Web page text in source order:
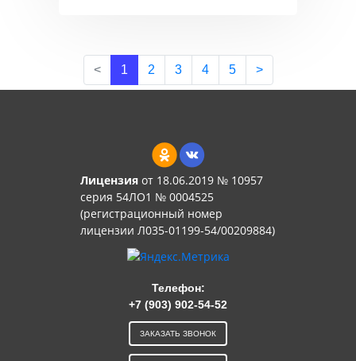
< 1 2 3 4 5 >
Лицензияот 18.06.2019 № 10957
серия 54ЛО1 № 0004525
(регистрационный номер
лицензии Л035-01199-54/00209884)
Телефон:
+7 (903) 902-54-52
ЗАКАЗАТЬ ЗВОНОК